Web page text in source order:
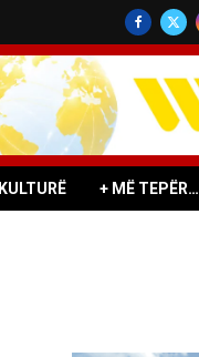
KULTURË + MË TEPËR…